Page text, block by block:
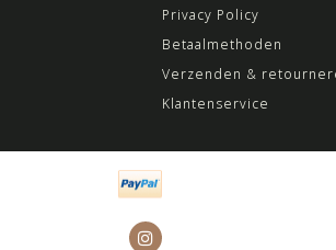
Privacy Policy
Betaalmethoden
Verzenden &
Klantenservice